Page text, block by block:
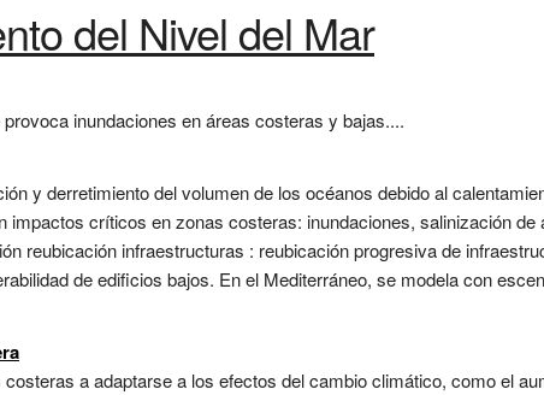
del Nivel del Mar
inundaciones en áreas costeras y bajas....
y derretimiento del volumen de los océanos debido al
críticos en zonas costeras: inundaciones, salinización de
reubicación infraestructuras : reubicación progresiva de
de edificios bajos. En el Mediterráneo, se modela con
a adaptarse a los efectos del cambio climático, como el